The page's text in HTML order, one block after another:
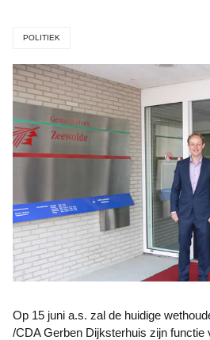
POLITIEK
Op 15 juni a.s. zal de huidige wethouder van de ChristenUnie
/CDA Gerben Dijksterhuis zijn functie